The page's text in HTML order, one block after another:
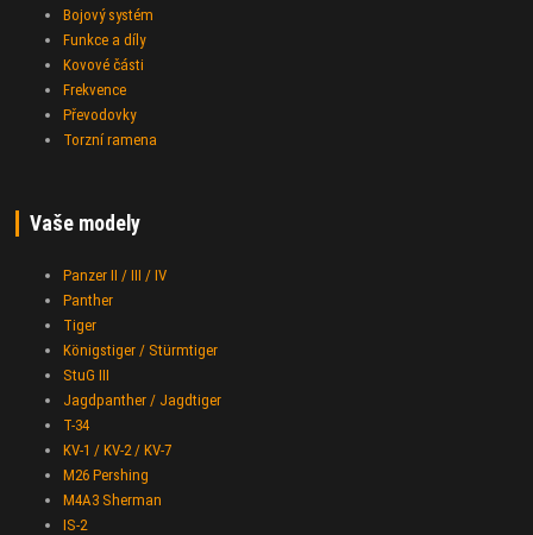
Bojový systém
Funkce a díly
Kovové části
Frekvence
Převodovky
Torzní ramena
Vaše modely
Panzer II / III / IV
Panther
Tiger
Königstiger / Stürmtiger
StuG III
Jagdpanther / Jagdtiger
T-34
KV-1 / KV-2 / KV-7
M26 Pershing
M4A3 Sherman
IS-2